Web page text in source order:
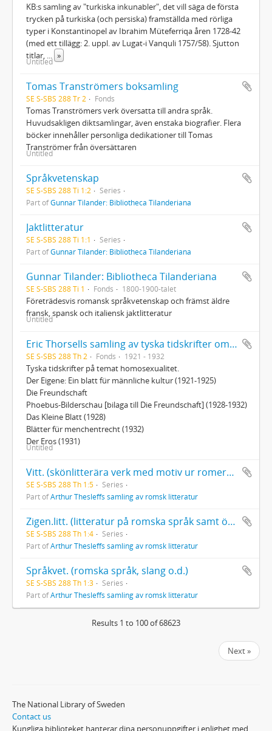
KB:s samling av "turkiska inkunabler", det vill säga de första
trycken på turkiska (och persiska) framställda med rörliga
typer i Konstantinopel av Ibrahim Müteferriqa åren 1728-42
(med ett tillägg: 2. uppl. av Lugat-i Vanquli 1757/58). Sjutton
titlar,
»
Untitled
Tomas Tranströmers boksamling
SE S-SBS 288 Tr 2 Fonds
Tomas Tranströmers verk översatta till andra språk.
Huvudsakligen diktsamlingar, även enstaka biografier. Flera
böcker innehåller personliga dedikationer till Tomas
Tranströmer från översättaren
Untitled
Språkvetenskap
SE S-SBS 288 Ti 1:2
Series
Part ofGunnar Tilander: Bibliotheca Tilanderiana
Jaktlitteratur
SE S-SBS 288 Ti 1:1
Series
Part ofGunnar Tilander: Bibliotheca Tilanderiana
Gunnar Tilander: Bibliotheca Tilanderiana
SE S-SBS 288 Ti 1 Fonds 1800-1900-talet
Företrädesvis romansk språkvetenskap och främst äldre
fransk, spansk och italiensk jaktlitteratur
Untitled
Eric Thorsells samling av tyska tidskrifter om homosexualitet
SE S-SBS 288 Th 2 Fonds 1921 - 1932
Tyska tidskrifter på temat homosexualitet.
Der Eigene: Ein blatt für männliche kultur (1921-1925)
Die Freundschaft
Phoebus-Bilderschau [bilaga till Die Freundschaft] (1928-1932)
Das Kleine Blatt (1928)
Blätter für menchentrecht (1932)
Der Eros (1931)
Untitled
Vitt. (skönlitterära verk med motiv ur romernas liv eller med romer som handlande personer)
SE S-SBS 288 Th 1:5
Series
Part ofArthur Thesleffs samling av romsk litteratur
Zigen.litt. (litteratur på romska språk samt översättningar och bearbetningar)
SE S-SBS 288 Th 1:4
Series
Part ofArthur Thesleffs samling av romsk litteratur
Språkvet. (romska språk, slang o.d.)
SE S-SBS 288 Th 1:3
Series
Part ofArthur Thesleffs samling av romsk litteratur
Results 1 to 100 of 68623
Next »
The National Library of Sweden
Contact us
Kungliga biblioteket hanterar dina personuppgifter i enlighet med